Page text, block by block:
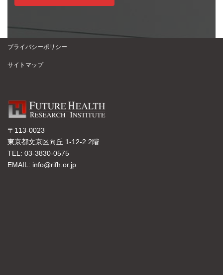
プライバシーポリシー
サイトマップ
〒113-0023
東京都文京区向丘 1-12-2 2階
TEL: 03-3830-0575
EMAIL: info@rifh.or.jp